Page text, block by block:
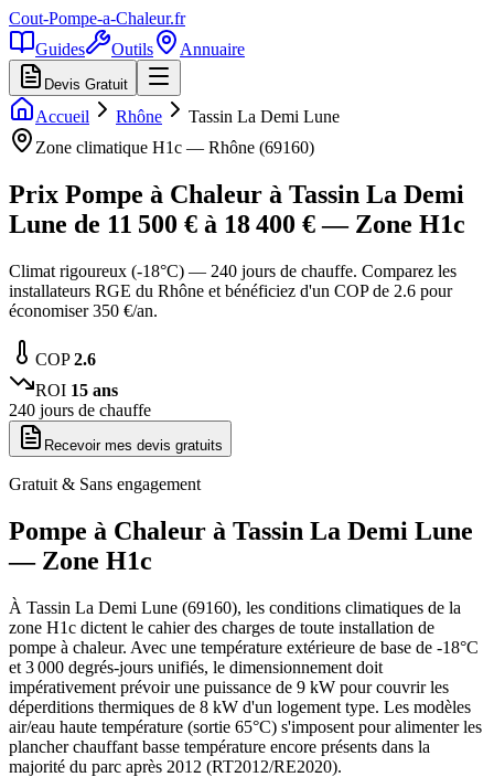
Cout-Pompe-a-Chaleur.fr
Guides
Outils Annuaire
Devis Gratuit
Accueil Rhône
Tassin La Demi Lune
Zone climatique H1c — Rhône (69160)
Prix Pompe à Chaleur à Tassin La Demi
Lune de 11 500 € à 18 400 € — Zone H1c
Climat rigoureux (-18°C) — 240 jours de chauffe. Comparez les
installateurs RGE du Rhône et bénéficiez d'un COP de 2.6 pour
économiser 350 €/an.
COP2.6
ROI 15 ans
240 jours de chauffe
Recevoir mes devis gratuits
Gratuit & Sans engagement
Pompe à Chaleur à Tassin La Demi Lune
— Zone H1c
À Tassin La Demi Lune (69160), les conditions climatiques de la
zone H1c dictent le cahier des charges de toute installation de
pompe à chaleur. Avec une température extérieure de base de -18°C
et 3 000 degrés-jours unifiés, le dimensionnement doit
impérativement prévoir une puissance de 9 kW pour couvrir les
déperditions thermiques de 8 kW d'un logement type. Les modèles
air/eau haute température (sortie 65°C) s'imposent pour alimenter les
plancher chauffant basse température encore présents dans la
majorité du parc après 2012 (RT2012/RE2020).